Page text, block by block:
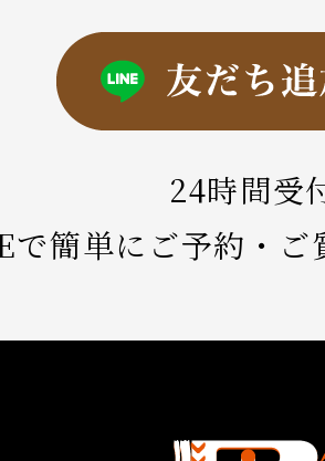
24時間受
簡単にご予約・ご